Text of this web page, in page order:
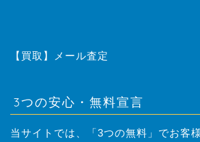
【買取】メール査定
3つの安心・無料宣言
当サイトでは、「3つの無料」でお客